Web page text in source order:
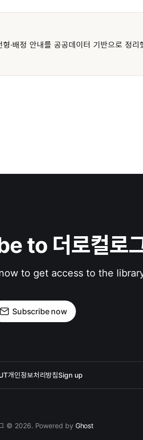
·배정 안내를 공공데이터 기반으로 정리
to 더로컬로
to get access to the
Subscribe now
개인정보처리방침Sign up
© 2026. Powered by Ghost